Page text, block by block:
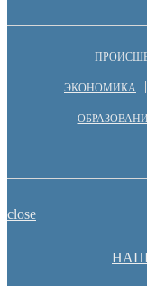
ЭКОНОМИКА
close